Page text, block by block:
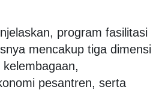
program fasilitasi
mencakup tiga dimensi
pesantren, serta